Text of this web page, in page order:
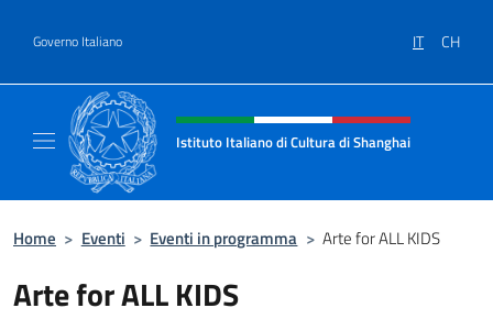
Governo Italiano IT CH
Intestazione sito, social e menù
Istituto Italiano di Cultura di Shanghai
Home > Eventi > Eventi in programma > Arte for ALL KIDS
Arte for ALL KIDS